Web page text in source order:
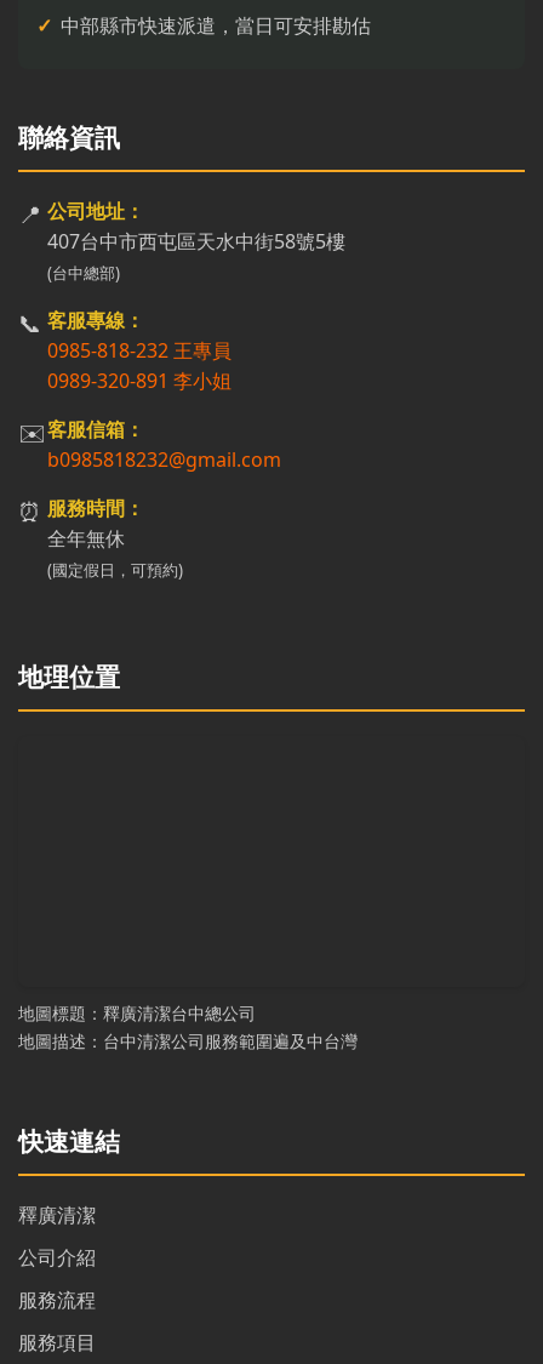
中部縣市快速派遣，當日可安排勘估
聯絡資訊
📍 公司地址：
407台中市西屯區天水中街58號5樓
(台中總部)
📞 客服專線：
0985-818-232 王專員
0989-320-891 李小姐
✉️客服信箱：
b0985818232@gmail.com
⏰ 服務時間：
全年無休
(國定假日，可預約)
地理位置
地圖標題：釋廣清潔台中總公司
地圖描述：台中清潔公司服務範圍遍及中台灣
快速連結
釋廣清潔
公司介紹
服務流程
服務項目